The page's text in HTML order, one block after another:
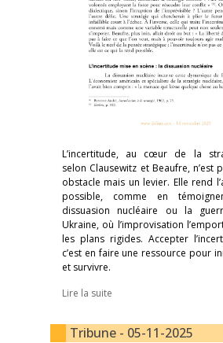
L’incertitude, au cœur de la
selon Clausewitz et Beaufre, n’est
obstacle mais un levier. Elle rend
possible, comme en
dissuasion nucléaire ou la
Ukraine, où l’improvisation
les plans rigides. Accepter
c’est en faire une ressource pour
et survivre.
Lire la suite
Tribune - 05-11-2025